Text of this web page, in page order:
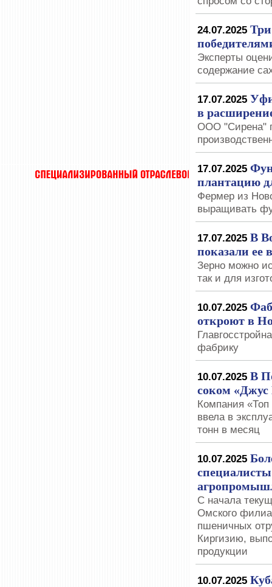
24.07.2025 Три
Эксперты
содержание
17.07.2025
в
ООО "Сирена"
17.07.2025
плантацию
Фермер из
выращивать
17.07.2025 В
показали ее
Зерно можно
так и для
10.07.2025
откроют в
фабрику
10.07.2025 В
соком «Джус
Компания
ввела в
тонн в месяц
10.07.2025
С начала
Омского
пшеничных
Киргизию,
продукции
10.07.2025